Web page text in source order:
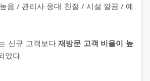
음 / 관리사 응대 친절 / 시설 깔끔 / 예
신규 고객보다재방문 고객 비율이 높
었다.